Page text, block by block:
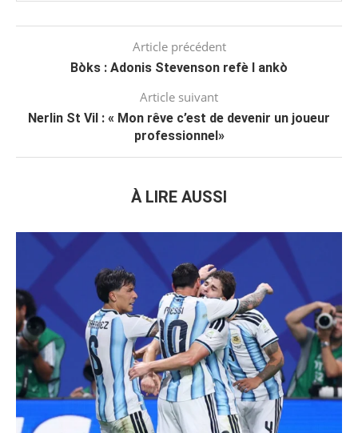
Article précédent
Bòks : Adonis Stevenson refè l ankò
Article suivant
Nerlin St Vil : « Mon rêve c’est de devenir un joueur
professionnel»
À LIRE AUSSI